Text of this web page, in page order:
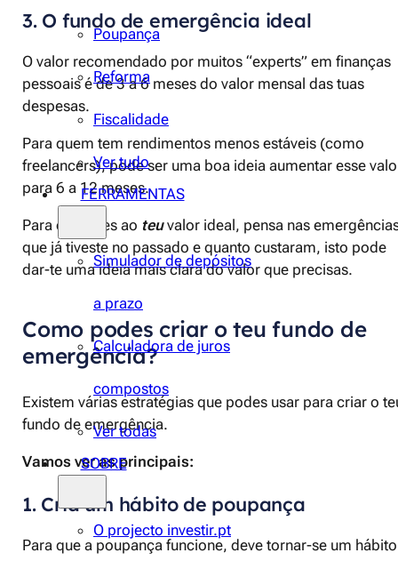
Poupança
Reforma
Fiscalidade
Ver tudo
FERRAMENTAS
Simulador de depósitos
a prazo
Calculadora de juros
compostos
Ver todas
SOBRE
O projecto investir.pt
3. O fundo de emergência ideal
O valor recomendado por muitos “experts” em finanças
pessoais é de 3 a 6 meses do valor mensal das tuas
despesas.
Para quem tem rendimentos menos estáveis (como
freelancers), pode ser uma boa ideia aumentar esse
para 6 a 12 meses.
Para chegares ao teuvalor ideal, pensa nas
que já tiveste no passado e quanto custaram, isto pode
dar-te uma ideia mais clara do valor que precisas.
Como podes criar o teu fundo de
emergência?
Existem várias estratégias que podes usar para criar o
fundo de emergência.
Vamos ver as principais:
1. Cria um hábito de poupança
Para que a poupança funcione, deve tornar-se um